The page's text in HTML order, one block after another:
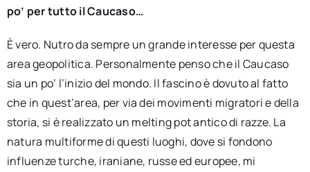
po’ per tutto il Caucaso…
È vero. Nutro da sempre un grande interesse per questa
area geopolitica. Personalmente penso che il Caucaso
sia un po’ l’inizio del mondo. Il fascino è dovuto al fatto
che in quest’area, per via dei movimenti migratori e della
storia, si è realizzato un melting pot antico di razze. La
natura multiforme di questi luoghi, dove si fondono
influenze turche, iraniane, russe ed europee, mi